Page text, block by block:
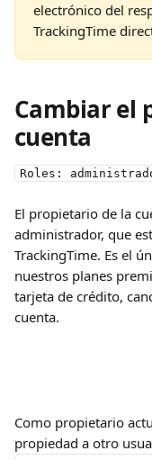
electrónico del
TrackingTime
Cambiar el
cuenta
Roles:
El propietario de la
administrador, que
TrackingTime. Es el
nuestros planes
tarjeta de crédito,
cuenta.
Como propietario
propiedad a otro